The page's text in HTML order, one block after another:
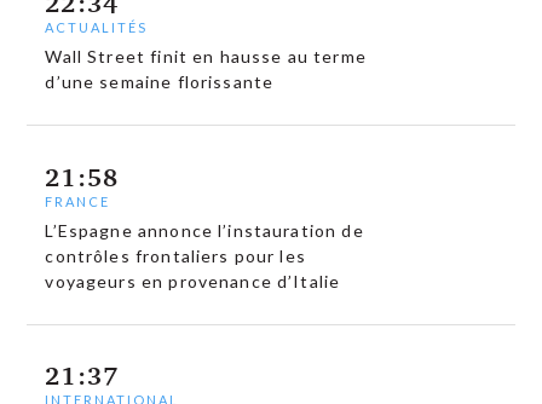
ACTUALITÉS
Wall Street finit en hausse au terme
d’une semaine florissante
21:58
FRANCE
L’Espagne annonce l’instauration de
contrôles frontaliers pour les
voyageurs en provenance d’Italie
21:37
INTERNATIONAL